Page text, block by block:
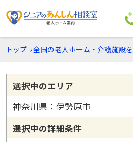
トップ ›全国の老人ホーム・介護施設
選択中のエリア
神奈川県：伊勢原市
選択中の詳細条件